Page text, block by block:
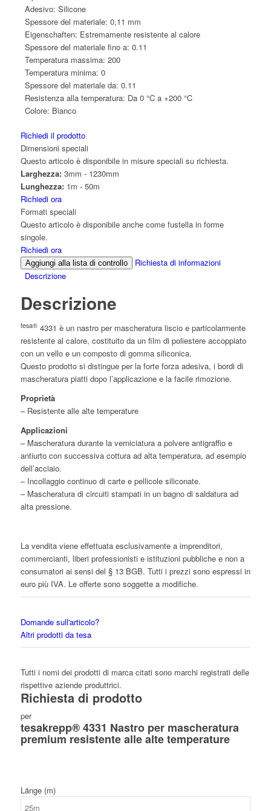
Adesivo: Silicone
Spessore del materiale: 0,11 mm
Eigenschaften: Estremamente resistente al calore
Spessore del materiale fino a: 0.11
Temperatura massima: 200
Temperatura minima: 0
Spessore del materiale da: 0.11
Resistenza alla temperatura: Da 0 °C a +200 °C
Colore: Bianco
Richiedi il prodotto
Dimensioni speciali
Questo articolo è disponibile in misure speciali su richiesta.
Larghezza:3mm - 1230mm
Lunghezza:1m - 50m
Richiedi ora
Formati speciali
Questo articolo è disponibile anche come fustella in forme
singole.
Richiedi ora
Aggiungi alla lista di controllo
Richiesta di informazioni
Descrizione
Descrizione
tesa®4331 è un nastro per mascheratura liscio e particolarmente
resistente al calore, costituito da un film di poliestere accoppiato
con un vello e un composto di gomma siliconica.
Questo prodotto si distingue per la forte forza adesiva, i bordi di
mascheratura piatti dopo l’applicazione e la facile rimozione.
Proprietà
– Resistente alle alte temperature
Applicazioni
– Mascheratura durante la verniciatura a polvere antigraffio e
antiurto con successiva cottura ad alta temperatura, ad esempio
dell’acciaio.
– Incollaggio continuo di carte e pellicole siliconate.
– Mascheratura di circuiti stampati in un bagno di saldatura ad
alta pressione.
La vendita viene effettuata esclusivamente a imprenditori,
commercianti, liberi professionisti e istituzioni pubbliche e non a
consumatori ai sensi del § 13 BGB. Tutti i prezzi sono espressi in
euro più IVA. Le offerte sono soggette a modifiche.
Domande sull'articolo?
Altri prodotti da tesa
Tutti i nomi dei prodotti di marca citati sono marchi registrati delle
rispettive aziende produttrici.
Richiesta di prodotto
per
tesakrepp® 4331 Nastro per mascheratura
premium resistente alle alte temperature
Länge (m)